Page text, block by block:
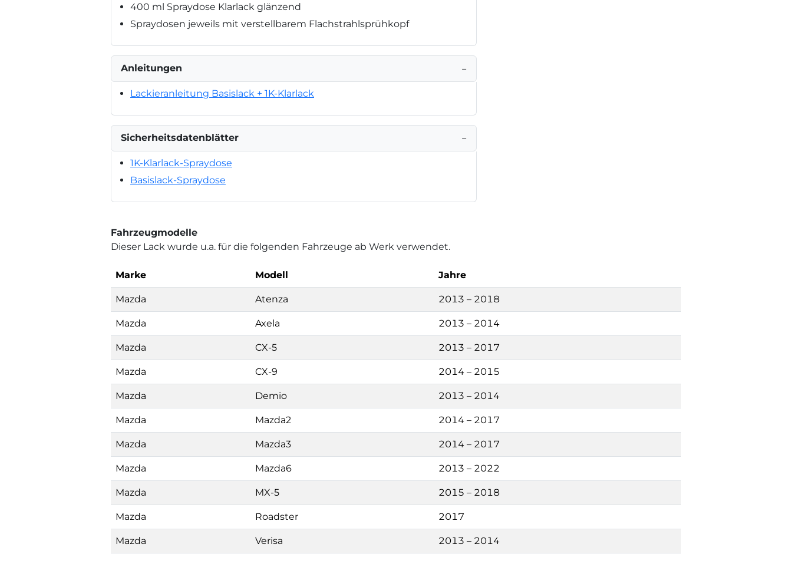
400 ml Spraydose Klarlack glänzend
Spraydosen jeweils mit verstellbarem Flachstrahlsprühkopf
Anleitungen −
Lackieranleitung Basislack + 1K-Klarlack
Sicherheitsdatenblätter −
1K-Klarlack-Spraydose
Basislack-Spraydose
Fahrzeugmodelle
Dieser Lack wurde u.a. für die folgenden Fahrzeuge ab Werk verwendet.
Marke Modell Jahre
Mazda Atenza 2013 – 2018
Mazda Axela 2013 – 2014
Mazda CX-5 2013 – 2017
Mazda CX-9 2014 – 2015
Mazda Demio 2013 – 2014
Mazda Mazda2 2014 – 2017
Mazda Mazda3 2014 – 2017
Mazda Mazda6 2013 – 2022
Mazda MX-5 2015 – 2018
Mazda Roadster 2017
Mazda Verisa 2013 – 2014